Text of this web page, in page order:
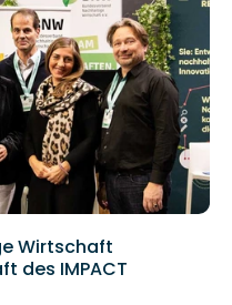
Wirtschaft
des IMPACT